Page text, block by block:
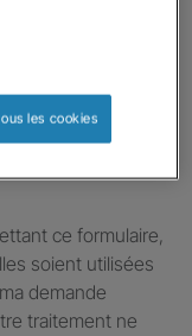
ce formulaire,
soient utilisées
demande
traitement ne
les cookies